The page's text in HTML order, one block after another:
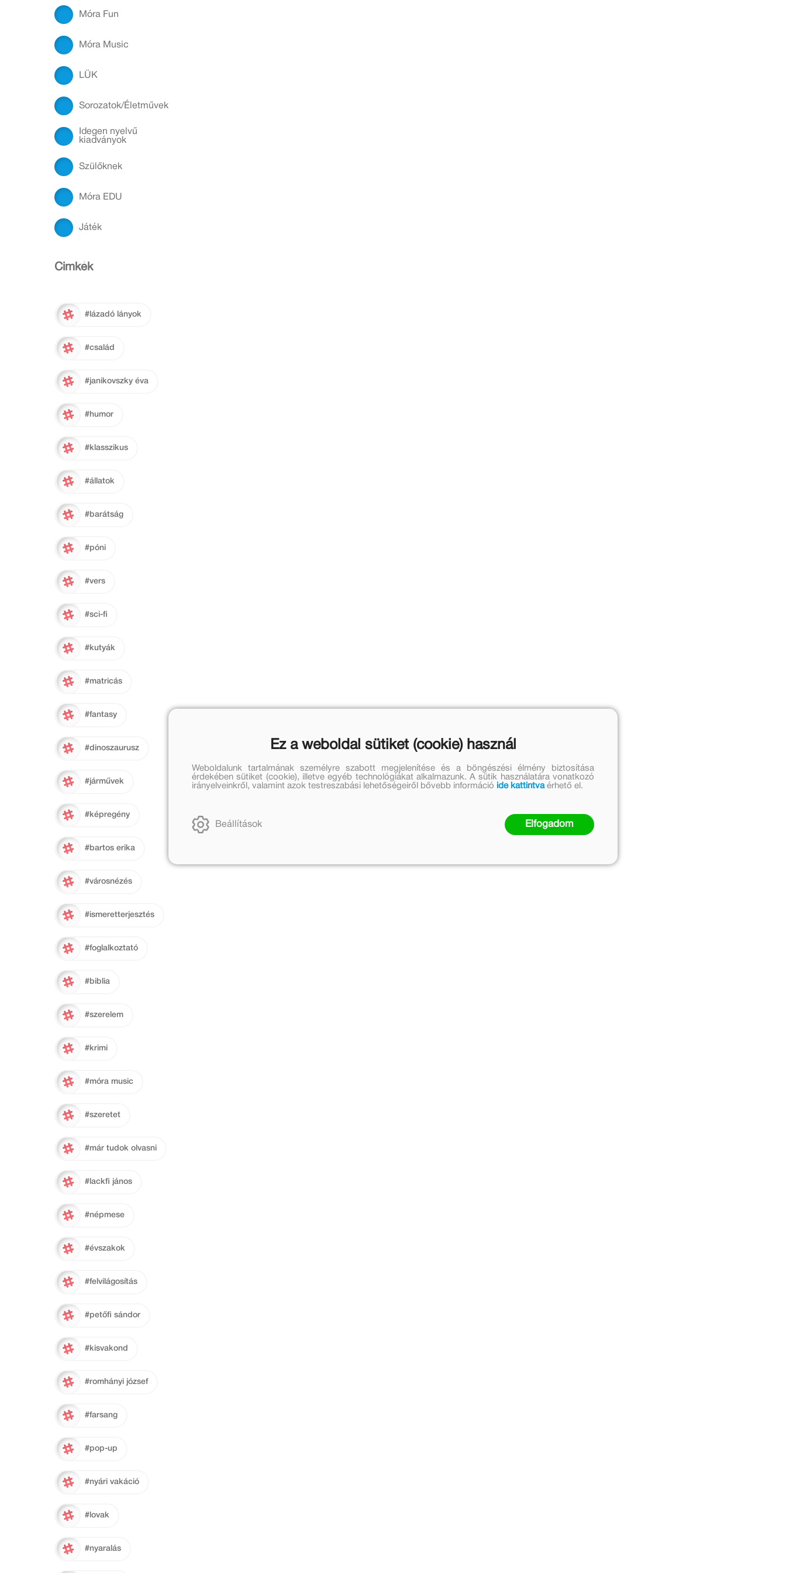
Móra Fun
Móra Music
LÜK
Sorozatok/Életművek
Idegen nyelvű
kiadványok
Szülőknek
Móra EDU
Játék
Cimkék
#lázadó lányok
#család
#janikovszky éva
#humor
#klasszikus
#állatok
#barátság
#póni
#vers
#sci-fi
#kutyák
#matricás
#fantasy
#dinoszaurusz
#járművek
#képregény
#bartos erika
#városnézés
#ismeretterjesztés
#foglalkoztató
#biblia
#szerelem
#krimi
#móra music
#szeretet
#már tudok olvasni
#lackfi jános
#népmese
#évszakok
#felvilágosítás
#petőfi sándor
#kisvakond
#romhányi józsef
#farsang
#pop-up
#nyári vakáció
#lovak
#nyaralás
Ez a weboldal sütiket (cookie) használ
Weboldalunk tartalmának személyre szabott megjelenítése és a böngészési élmény biztosítása
érdekében sütiket (cookie), illetve egyéb technológiákat alkalmazunk. A sütik használatára vonatkozó
irányelveinkről, valamint azok testreszabási lehetőségeiről bővebb információ ide kattintvaérhető el.
Beállítások Elfogadom